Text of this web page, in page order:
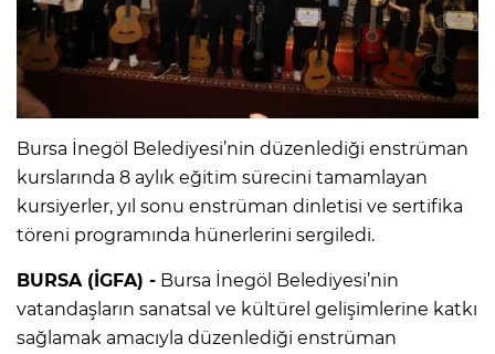
Bursa İnegöl Belediyesi’nin düzenlediği enstrüman
kurslarında 8 aylık eğitim sürecini tamamlayan
kursiyerler, yıl sonu enstrüman dinletisi ve sertifika
töreni programında hünerlerini sergiledi.
BURSA (İGFA) - Bursa İnegöl Belediyesi’nin
vatandaşların sanatsal ve kültürel gelişimlerine katkı
sağlamak amacıyla düzenlediği enstrüman